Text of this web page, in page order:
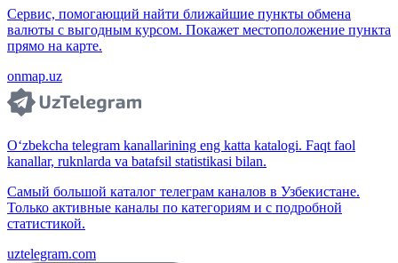
Сервис, помогающий найти ближайшие пункты обмена
валюты с выгодным курсом. Покажет местоположение пункта
прямо на карте.
onmap.uz
O‘zbekcha telegram kanallarining eng katta katalogi. Faqt faol
kanallar, ruknlarda va batafsil statistikasi bilan.
Самый большой каталог телеграм каналов в Узбекистане.
Только активные каналы по категориям и с подробной
статистикой.
uztelegram.com